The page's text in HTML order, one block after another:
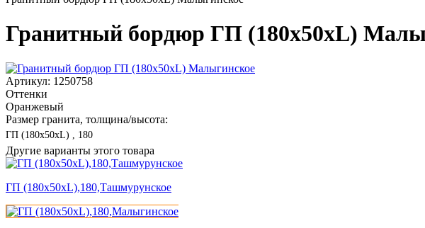
Гранитный бордюр ГП (180x50xL)
Артикул: 1250758
Оттенки
Оранжевый
Размер гранита, толщина/высота:
ГП (180x50xL) , 180
Другие варианты этого товара
ГП (180x50xL),180,Ташмурунское